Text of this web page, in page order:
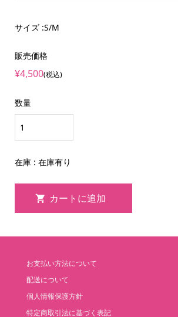
サイズ :S/M
販売価格
¥4,500(税込)
数量
在庫 : 在庫有り
お支払い方法について
配送について
個人情報保護方針
特定商取引法に基づく表記